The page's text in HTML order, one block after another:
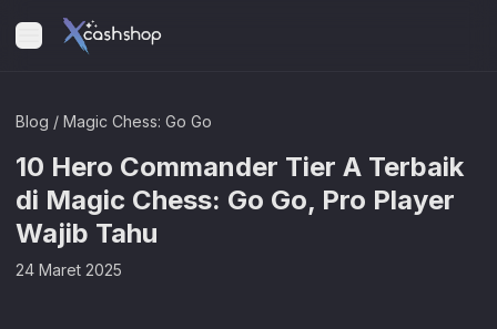
Blog / Magic Chess: Go Go
10 Hero Commander Tier A Terbaik
di Magic Chess: Go Go, Pro Player
Wajib Tahu
24 Maret 2025